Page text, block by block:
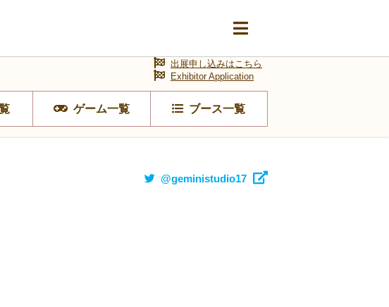
ゲーム一覧 ブース一覧
出展申し込みはこちら
Exhibitor Application
@geministudio17